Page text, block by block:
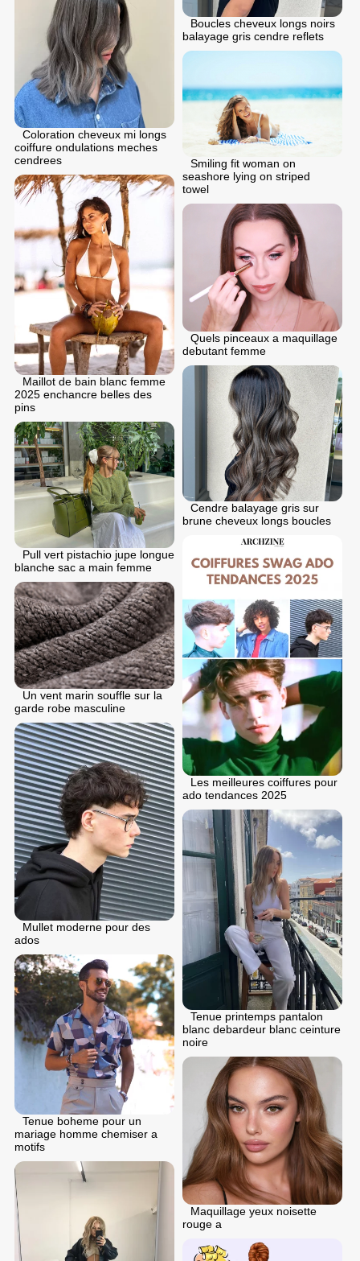
Boucles cheveux longs noirs
balayage gris cendre reflets
Coloration cheveux mi longs
coiffure ondulations meches
cendrees
Smiling fit woman on
seashore lying on striped
towel
Maillot de bain blanc femme
2025 enchancre belles des
pins
Quels pinceaux a maquillage
debutant femme
Cendre balayage gris sur
brune cheveux longs boucles
Pull vert pistachio jupe longue
blanche sac a main femme
Les meilleures coiffures pour
ado tendances 2025
Un vent marin souffle sur la
garde robe masculine
Mullet moderne pour des
ados
Tenue printemps pantalon
blanc debardeur blanc ceinture
noire
Tenue boheme pour un
mariage homme chemiser a
motifs
Maquillage yeux noisette
rouge a